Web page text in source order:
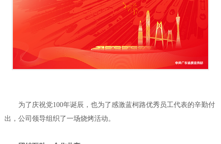
为了庆祝党100年诞辰，也为了感激蓝柯路优秀员工代表的辛勤付
出，公司领导组织了一场烧烤活动。